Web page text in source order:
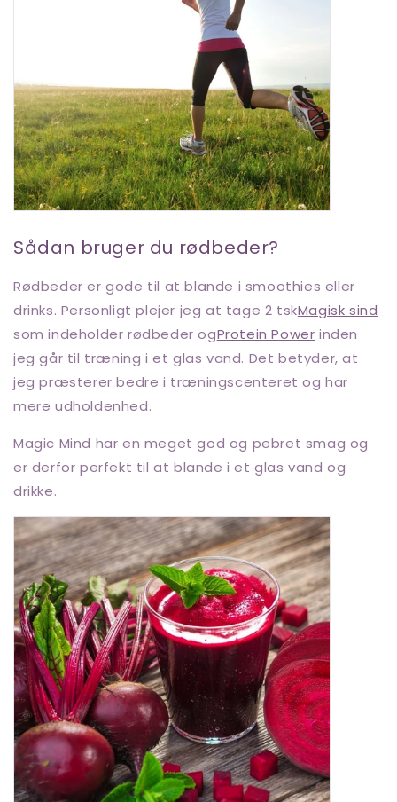
Sådan bruger du rødbeder?
Rødbeder er gode til at blande i smoothies eller
drinks. Personligt plejer jeg at tage 2 tskMagisk sind
som indeholder rødbeder ogProtein Power inden
jeg går til træning i et glas vand. Det betyder, at
jeg præsterer bedre i træningscenteret og har
mere udholdenhed.
Magic Mind har en meget god og pebret smag og
er derfor perfekt til at blande i et glas vand og
drikke.